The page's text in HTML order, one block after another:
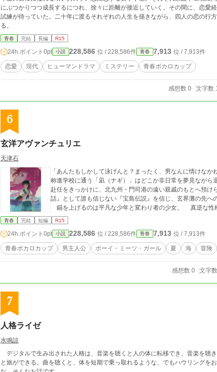
にぶつかりつつ成長するにつれ、徐々に距離が接近していく。その間に、恋愛
試練が待っていた。二十年に渡るそれぞれの人生を描きながら、四人の恋の行
る。
青春 完結 長編 R15
24h.ポイント 0pt 小説 228,586 位 / 228,586件 青春 7,913 位 / 7,913件
恋愛 現代 ヒューマンドラマ ミステリー 青春ボカロカップ
感想数 0 文字数
6
玄洋アヴァンチュリエ
天津石
「あんたもしかして泳げんと？まったく、男なんに情けなか
称進学校に通う「凪（ナギ）」はどこか非日常を夢見なが
赴任をきっかけに、北九州・門司港の遠い親戚のもとへ預けられる。 そこで出会ったのは『子供
話』として誰も信じない『宝島伝説』を信じ、玄界灘の先へ
錨を上げるのは平
青春 完結 短編 R15
24h.ポイント 0pt 小説 228,586 位 / 228,586件 青春 7,913 位 / 7,913件
青春ボカロカップ 男主人公 ボーイ・ミーツ・ガール 夏 海 冒険
感想数 0 文字
7
人格ライゼ
水鳴諒
デジタルで生み出された人格は、音楽を聴くと人の体に転移でき、音楽を聴
と旅ができる。曲を聴くと、体を短期で乗っ取れるような、でもハウリングを